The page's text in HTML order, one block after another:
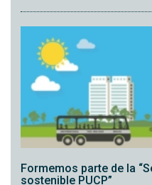
Formemos parte de la
sostenible PUCP”